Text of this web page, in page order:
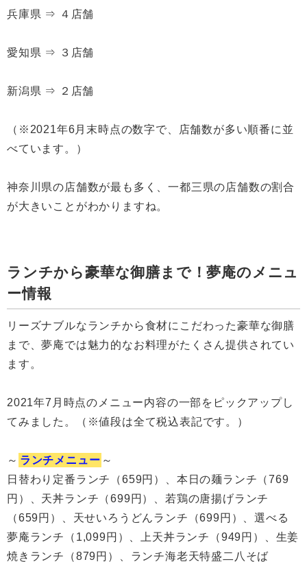
兵庫県 ⇒ ４店舗
愛知県 ⇒ ３店舗
新潟県 ⇒ ２店舗
（※2021年6月末時点の数字で、店舗数が多い順番に並
べています。）
神奈川県の店舗数が最も多く、一都三県の店舗数の割合
が大きいことがわかりますね。
ランチから豪華な御膳まで！夢庵のメニュ
ー情報
リーズナブルなランチから食材にこだわった豪華な御膳
まで、夢庵では魅力的なお料理がたくさん提供されてい
ます。
2021年7月時点のメニュー内容の一部をピックアップし
てみました。（※値段は全て税込表記です。）
～ ランチメニュー ～
日替わり定番ランチ（659円）、本日の麺ランチ（769
円）、天丼ランチ（699円）、若鶏の唐揚げランチ
（659円）、天せいろうどんランチ（699円）、選べる
夢庵ランチ（1,099円）、上天丼ランチ（949円）、生姜
焼きランチ（879円）、ランチ海老天特盛二八そば